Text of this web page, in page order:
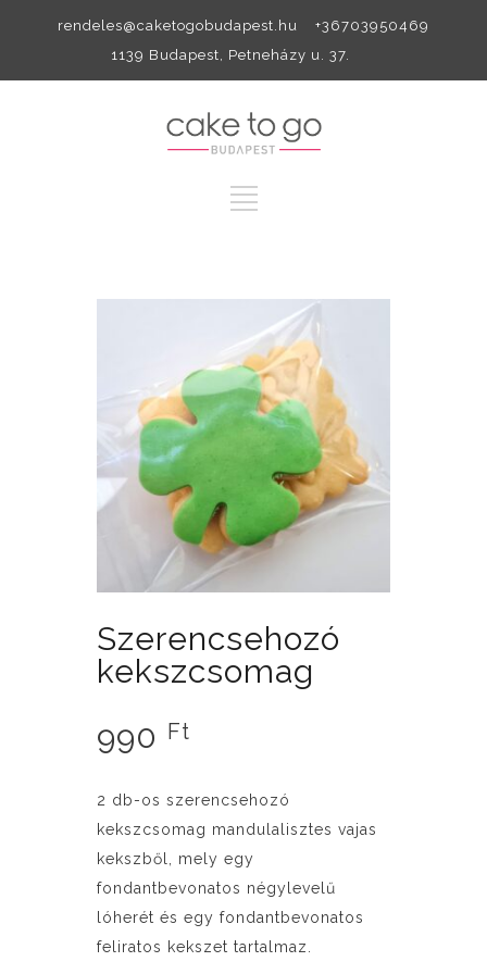
rendeles@caketogobudapest.hu +36703950469
1139 Budapest, Petneházy u. 37.
Szerencsehozó
kekszcsomag
990 Ft
2 db-os szerencsehozó
kekszcsomag mandulalisztes vajas
kekszből, mely egy
fondantbevonatos négylevelű
lóherét és egy fondantbevonatos
feliratos kekszet tartalmaz.